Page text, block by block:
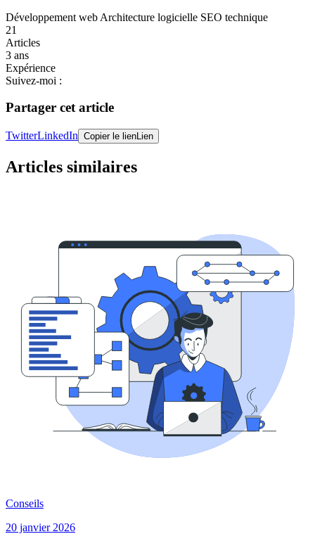
Développement web Architecture logicielle SEO technique
21
Articles
3 ans
Expérience
Suivez-moi :
Partager cet article
TwitterLinkedIn Copier le lien Lien
Articles similaires
Conseils
20 janvier 2026